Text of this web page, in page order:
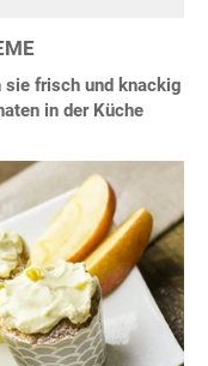
frisch und knackig
in der Küche